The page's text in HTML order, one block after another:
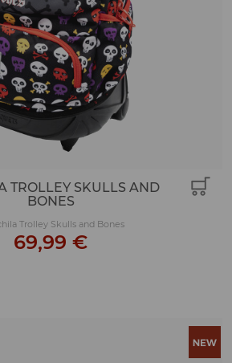
TROLLEY SKULLS AND
BONES
Trolley Skulls and Bones
69,99 €